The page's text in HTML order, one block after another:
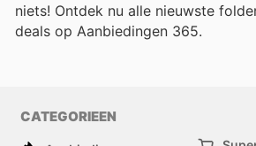
niets! Ontdek nu alle nieuwste
deals op Aanbiedingen 365.
CATEGORIEEN